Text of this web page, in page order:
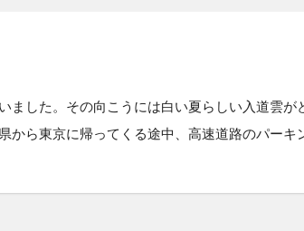
ました。その向こうには白い夏らしい入道雲
から東京に帰ってくる途中、高速道路のパーキ